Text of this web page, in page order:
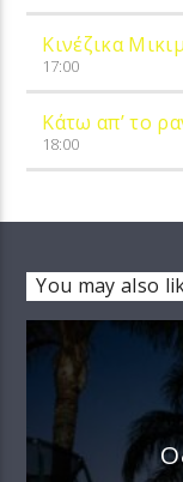
Κινέζικα
17:00
Κάτω απ’ το
18:00
You may also